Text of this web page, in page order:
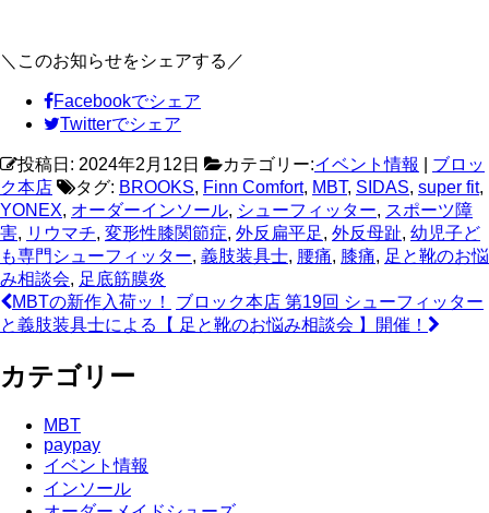
＼このお知らせをシェアする／
Facebookでシェア
Twitterでシェア
投稿日: 2024年2月12日 カテゴリー:イベント情報
ブロッ
ク本店
タグ: BROOKS, Finn Comfort, MBT, SIDAS, super fit,
YONEX, オーダーインソール, シューフィッター, スポーツ障
害, リウマチ, 変形性膝関節症, 外反扁平足, 外反母趾, 幼児子ど
も専門シューフィッター, 義肢装具士, 腰痛, 膝痛, 足と靴のお悩
み相談会, 足底筋膜炎
MBTの新作入荷ッ！
ブロック本店 第19回 シューフィッター
と義肢装具士による【 足と靴のお悩み相談会 】開催！
カテゴリー
MBT
paypay
イベント情報
インソール